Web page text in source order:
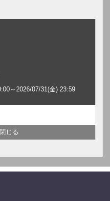
～2026/07/31(金) 23:59